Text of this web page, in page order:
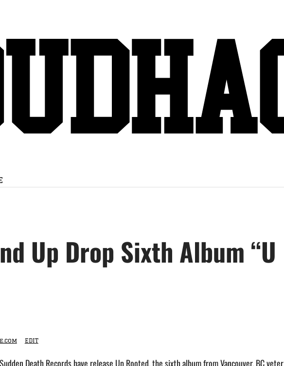
Up Drop Sixth Album “U
EDIT
Sudden Death Records have release Up Rooted, the sixth album from Vancouver, BC veter